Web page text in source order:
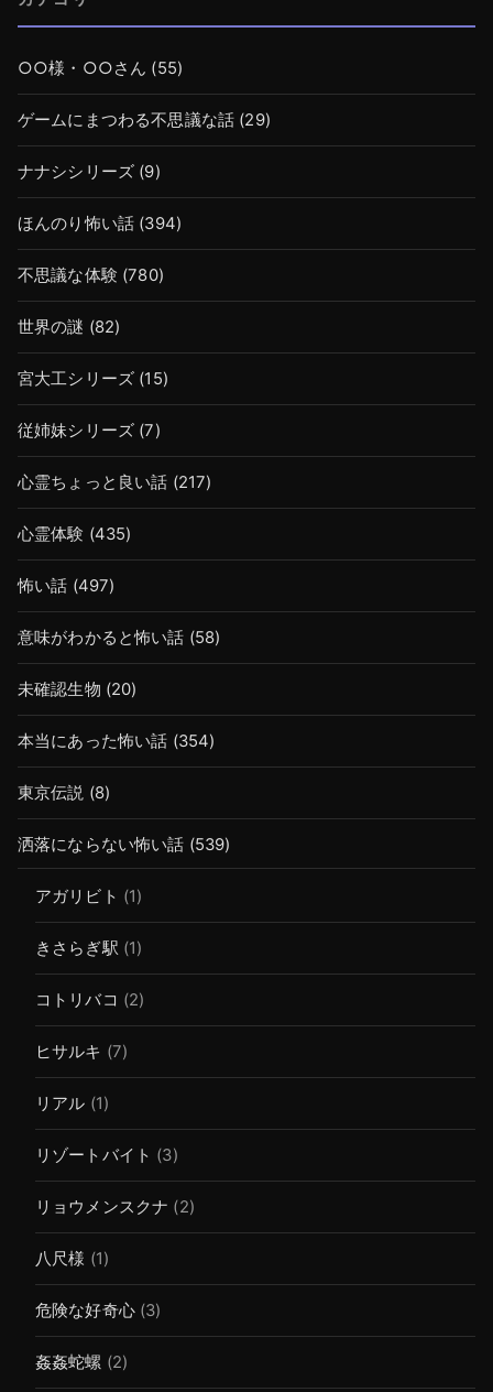
○○様・○○さん (55)
ゲームにまつわる不思議な話 (29)
ナナシシリーズ (9)
ほんのり怖い話 (394)
不思議な体験 (780)
世界の謎 (82)
宮大工シリーズ (15)
従姉妹シリーズ (7)
心霊ちょっと良い話 (217)
心霊体験 (435)
怖い話 (497)
意味がわかると怖い話 (58)
未確認生物 (20)
本当にあった怖い話 (354)
東京伝説 (8)
洒落にならない怖い話 (539)
アガリビト (1)
きさらぎ駅 (1)
コトリバコ (2)
ヒサルキ (7)
リアル (1)
リゾートバイト (3)
リョウメンスクナ (2)
八尺様 (1)
危険な好奇心(3)
姦姦蛇螺 (2)